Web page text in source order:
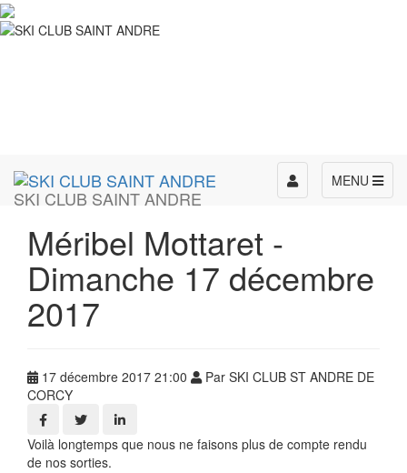
SKI CLUB SAINT ANDRE
MENU
Toggle
navigation
Méribel Mottaret -
Dimanche 17 décembre
2017
17 décembre 2017 21:00
Par SKI CLUB ST ANDRE DE
CORCY
Voilà longtemps que nous ne faisons plus de compte rendu
de nos sorties.